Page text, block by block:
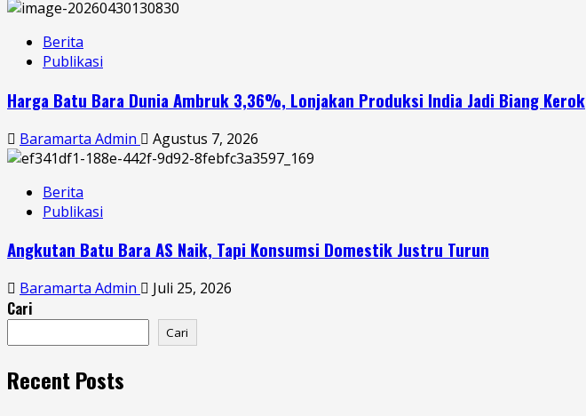
Berita
Publikasi
Harga Batu Bara Dunia Ambruk 3,36%, Lonjakan Produksi India Jadi Biang Kerok
Baramarta Admin Agustus 7, 2026
Berita
Publikasi
Angkutan Batu Bara AS Naik, Tapi Konsumsi Domestik Justru Turun
Baramarta Admin Juli 25, 2026
Cari
Cari
Recent Posts